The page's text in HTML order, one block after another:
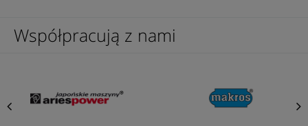
Współpracują z nami